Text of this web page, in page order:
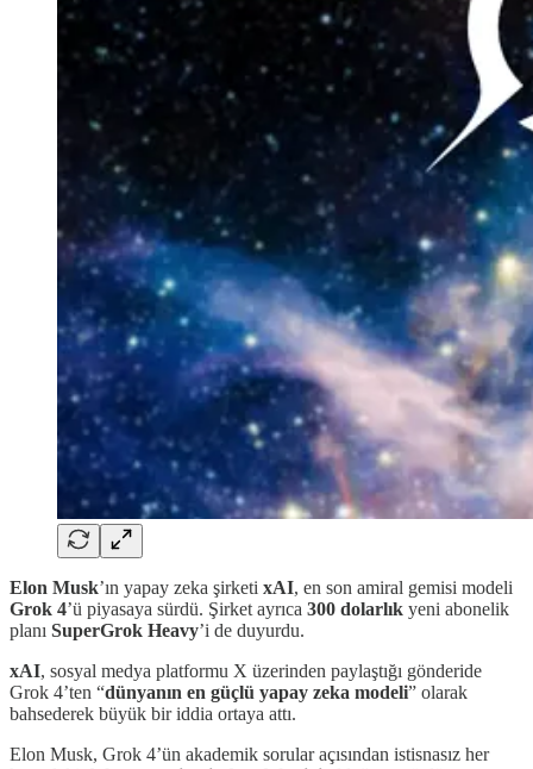
Elon Musk’ın yapay zeka şirketi xAI, en son amiral gemisi modeli
Grok 4’ü piyasaya sürdü. Şirket ayrıca 300 dolarlık yeni abonelik
planı SuperGrok Heavy’i de duyurdu.
xAI, sosyal medya platformu X üzerinden paylaştığı gönderide
Grok 4’ten “dünyanın en güçlü yapay zeka modeli” olarak
bahsederek büyük bir iddia ortaya attı.
Elon Musk, Grok 4’ün akademik sorular açısından istisnasız her